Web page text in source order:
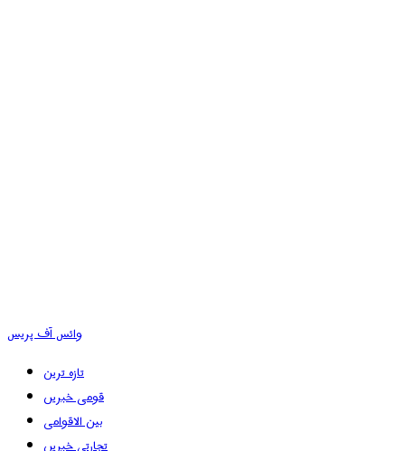
وائس آف پریس
تازہ ترین
قومی خبریں
بین الاقوامی
تجارتی خبریں